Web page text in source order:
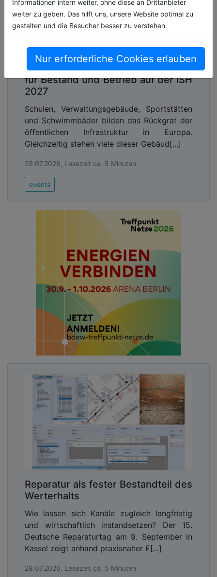
Informationen intern weiter, ohne diese an Drittanbieter
weiter zu geben. Das hilft uns, unsere Website optimal zu
gestalten und die Besucher besser zu verstehen.
Nur erforderliche Cookies erlauben
Öffentliche Gebäude unter
Modernisierungsdruck: Lösungen
für Bestand und Betrieb auf der ISH
2027
Schulen, Verwaltungsgebäude, Sportstätten
und Schwimmbäder bilden das Rückgrat der
öffentlichen Infrastruktur in Europa.
Gleichzeitig stehen viele dieser Gebäud[...]
29.07.2026, Lesezeit ca. 5 Minuten
events
Reparatur als fester Bestandteil des
Werterhalts
Wie lassen sich Kanäle zugleich langfristig
und wirtschaftlich instandsetzen? Der 15.
Deutsche Reparaturtag am 9. September in
Kassel zeigt anhand praxisnaher E[...]
29.07.2026, Lesezeit ca. 5 Minuten